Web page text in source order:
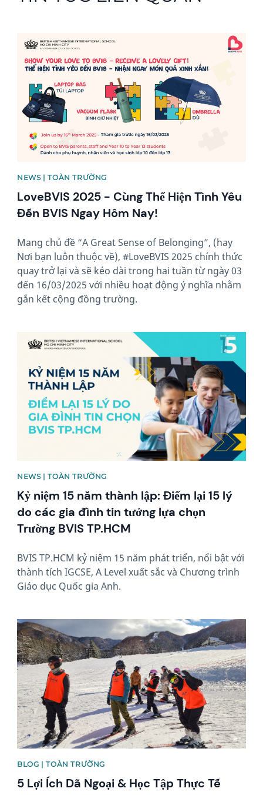
News image
NEWS | TOÀN TRƯỜNG
LoveBVIS 2025 - Cùng Thể Hiện Tình Yêu
Đến BVIS Ngay Hôm Nay!
Mang chủ đề “A Great Sense of Belonging”, (hay
Nơi bạn luôn thuộc về), #LoveBVIS 2025 chính thức
quay trở lại và sẽ kéo dài trong hai tuần từ ngày 03
đến 16/03/2025 với nhiều hoạt động ý nghĩa nhằm
gắn kết cộng đồng trường.
News image
NEWS | TOÀN TRƯỜNG
Kỷ niệm 15 năm thành lập: Điểm lại 15 lý
do các gia đình tin tưởng lựa chọn
Trường BVIS TP.HCM
BVIS TP.HCM kỷ niệm 15 năm phát triển, nổi bật với
thành tích IGCSE, A Level xuất sắc và Chương trình
Giáo dục Quốc gia Anh.
News image
BLOG | TOÀN TRƯỜNG
5 Lợi Ích Dã Ngoại & Học Tập Thực Tế